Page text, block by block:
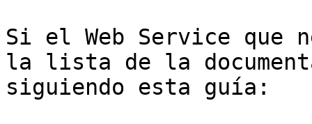
Si el Web Service que
la lista de la
siguiendo esta guía: